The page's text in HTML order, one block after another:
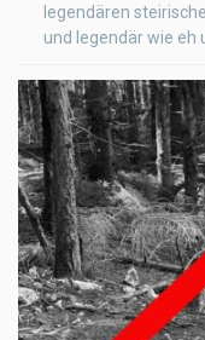
legendären
und legendär wie eh